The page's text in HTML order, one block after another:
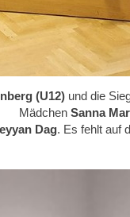
(U12) und die
Mädchen Sanna
Dag. Es fehlt auf